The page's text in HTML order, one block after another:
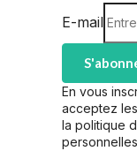
E-mail
En vous
acceptez
la politique
personnelles